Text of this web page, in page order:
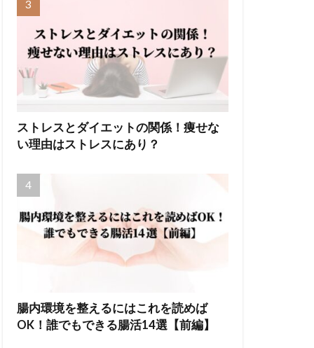
ストレスとダイエットの関係！痩せな
い理由はストレスにあり？
腸内環境を整えるにはこれを読めば
OK！誰でもできる腸活14選【前編】